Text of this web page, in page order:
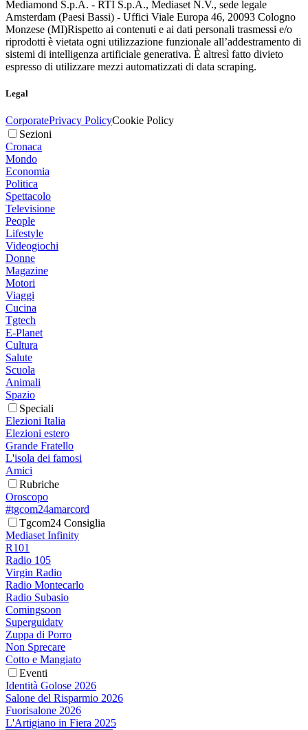
Mediamond S.p.A. - RTI S.p.A., Mediaset N.V., sede legale
Amsterdam (Paesi Bassi) - Uffici Viale Europa 46, 20093 Cologno
Monzese (MI)Rispetto ai contenuti e ai dati personali trasmessi e/o
riprodotti è vietata ogni utilizzazione funzionale all’addestramento di
sistemi di intelligenza artificiale generativa. È altresì fatto divieto
espresso di utilizzare mezzi automatizzati di data scraping.
Legal
CorporatePrivacy PolicyCookie Policy
Sezioni
Cronaca
Mondo
Economia
Politica
Spettacolo
Televisione
People
Lifestyle
Videogiochi
Donne
Magazine
Motori
Viaggi
Cucina
Tgtech
E-Planet
Cultura
Salute
Scuola
Animali
Spazio
Speciali
Elezioni Italia
Elezioni estero
Grande Fratello
L'isola dei famosi
Amici
Rubriche
Oroscopo
#tgcom24amarcord
Tgcom24 Consiglia
Mediaset Infinity
R101
Radio 105
Virgin Radio
Radio Montecarlo
Radio Subasio
Comingsoon
Superguidatv
Zuppa di Porro
Non Sprecare
Cotto e Mangiato
Eventi
Identità Golose 2026
Salone del Risparmio 2026
Fuorisalone 2026
L'Artigiano in Fiera 2025